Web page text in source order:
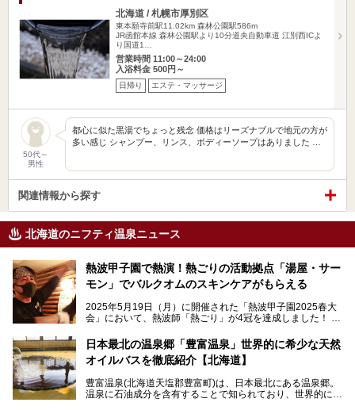
北海道 / 札幌市厚別区
東本願寺前駅11.02km 森林公園駅586m
JR函館本線 森林公園駅より10分道央自動車道 江別西ICよ
り国道1…
営業時間 11:00～24:00
入浴料金 500円～
日帰り エステ・マッサージ
50代～
男性
都心に似た黒湯でちょっと残念 価格はリーズナブルで地元の方が
多い感じ シャンプー、リンス、ボディーソープはありました …
関連情報から探す
北海道のニフティ温泉ニュース
熱波甲子園で熱演！熱ごりの活動拠点「湯屋・サー
モン」でバルクオムのスキンケアがもらえる
2025年5月19日（月）に開催された「熱波甲子園2025春大
会」において、熱波師「熱ごり」が4冠を達成しました！
動拠点である北海道の銭湯「湯屋・サーモン」にて、メンズ
スキンケアブランド バルクオムの「ONE DAY KIT」を数量
限定でプレゼントいたします。
で、ぜひお試しください。※6月13日配布開始、なくなり次
第終了
日本最北の温泉郷「豊富温泉」世界的に希少な天然
オイルバスを徹底紹介【北海道】
豊富温泉(北海道天塩郡豊富町)は、日本最北にある温泉郷。
温泉に石油成分を含有することで知られており、世界的にも